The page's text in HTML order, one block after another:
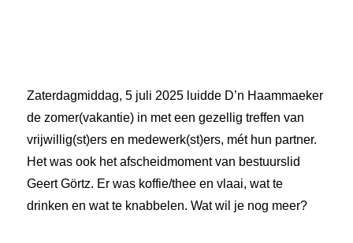
Zaterdagmiddag, 5 juli 2025 luidde D’n Haammaeker
de zomer(vakantie) in met een gezellig treffen van
vrijwillig(st)ers en medewerk(st)ers, mét hun partner.
Het was ook het afscheidmoment van bestuurslid
Geert Görtz. Er was koffie/thee en vlaai, wat te
drinken en wat te knabbelen. Wat wil je nog meer?